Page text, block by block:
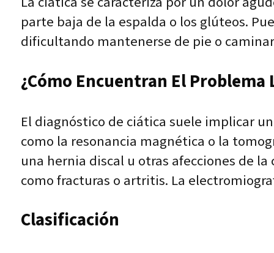
parte baja de la espalda o los glúteos.
dificultando mantenerse de pie o
¿Cómo Encuentran El Problema
El diagnóstico de ciática suele implicar
como la resonancia magnética o la
una hernia discal u otras afecciones de
como fracturas o artritis. La
Clasificación